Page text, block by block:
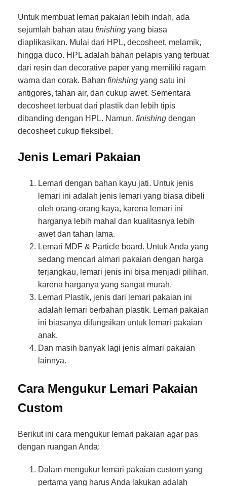
Untuk membuat lemari pakaian lebih indah, ada
sejumlah bahan atau finishing yang biasa
diaplikasikan. Mulai dari HPL, decosheet, melamik,
hingga duco. HPL adalah bahan pelapis yang terbuat
dari resin dan decorative paper yang memiliki ragam
warna dan corak. Bahan finishing yang satu ini
antigores, tahan air, dan cukup awet. Sementara
decosheet terbuat dari plastik dan lebih tipis
dibanding dengan HPL. Namun, finishing dengan
decosheet cukup fleksibel.
Jenis Lemari Pakaian
Lemari dengan bahan kayu jati. Untuk jenis
lemari ini adalah jenis lemari yang biasa dibeli
oleh orang-orang kaya, karena lemari ini
harganya lebih mahal dan kualitasnya lebih
awet dan tahan lama.
Lemari MDF & Particle board. Untuk Anda yang
sedang mencari almari pakaian dengan harga
terjangkau, lemari jenis ini bisa menjadi pilihan,
karena harganya yang sangat murah.
Lemari Plastik, jenis dari lemari pakaian ini
adalah lemari berbahan plastik. Lemari pakaian
ini biasanya difungsikan untuk lemari pakaian
anak.
Dan masih banyak lagi jenis almari pakaian
lainnya.
Cara Mengukur Lemari Pakaian
Custom
Berikut ini cara mengukur lemari pakaian agar pas
dengan ruangan Anda:
Dalam mengukur lemari pakaian custom yang
pertama yang harus Anda lakukan adalah